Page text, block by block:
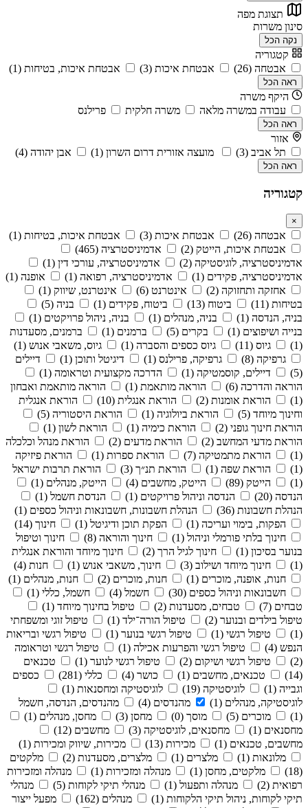
תצוגת מפה
סינון משרות
נקה הכל
קטגוריה
אבטחה (26)
אבטחת איכות (3) אבטחת איכות, בטיחות (1)
ראה הכל
היקף משרה
עבודה במשרה מלאה
משרה חלקית פרילנס
ראה הכל
אזור
תל אביב (3)
מועצה אזורית דרום השרון (1) אבן יהודה (4)
ראה הכל
קטגוריה
×
אבטחה (26) אבטחת איכות (3)
אבטחת איכות, בטיחות (1)
אבטחת איכות, הייטק (2)
אדמיניסטרציה (465)
אדמיניסטרציה, לוגיסטיקה (2)
אדמיניסטרציה, עורכי דין (1)
אדמיניסטרציה, פקידים (1)
אדמיניסטרציה, רפואה (1)
אופנה (1)
אחזקה ותחזוקה (2)
אינטרנט (6)
אינטרנט, שיווק (1)
בטיחות (11)
ביטוח (13) ביטוח, פקידים (1)
בניה (5)
בניה, הנדסה (1)
בניה, מנהלים (1)
בניה, ניהול פרויקטים (1)
בנייה ושיפוצים (1)
בקרים (5) ברמנים (1)
ברמנים, מסעדנות
(1)
גיוס (11) גיוס כספים והסברה (1)
גיוס, משאבי אנוש (1)
גרפיקה (8)
גרפיקה, פרילנס (1) דיגיטל ותוכן (1)
דיילים
(5)
דיילים, קוסמטיקה (1)
הדרכה מקצועית וטראומה (1)
הוראה והדרכה (6)
הוראה מותאמת (1)
הוראה מותאמת ואבחון
(1)
הוראת אומנות (2) הוראת אנגלית (10)
הוראת אנגלית
וחינוך מיוחד (5)
הוראת ביולוגיה (1)
הוראת היסטוריה (5)
הוראת חינוך גופני (2)
הוראת כימיה (1)
הוראת לשון (1)
הוראת מדעי המחשב (2)
הוראת מדעים (2)
הוראת מנהל וכלכלה
(1)
הוראת מתמטיקה (7) הוראת ספרות (1)
הוראת פיזיקה
(1)
הוראת שפה (1) הוראת תנ״ך (3)
הוראת תרבות ישראל
(1)
הייטק (89) הייטק, מחשבים (4)
הייטק, מנהלים (1)
הנדסה (20)
הנדסה וניהול פרויקטים (1)
הנדסת חשמל (1)
הנהלת חשבונות (36)
הנהלת חשבונות, חשבונאות וניהול כספים (1)
הפקות, בימוי ועריכה (1)
הפקת תוכן ודיגיטל (1)
חינוך (14)
חינוך בלתי פורמלי וניהול (1)
חינוך והוראה (8)
חינוך וטיפול
בנוער בסיכון (1)
חינוך לגיל הרך (2)
חינוך מיוחד והוראת אנגלית
(1)
חינוך מיוחד ושילוב (3) חינוך, משאבי אנוש (1)
חנות (4)
חנות, אופנה, מוכרים (1)
חנות, מוכרים (2)
חנות, מנהלים (1)
חשבונאות וניהול כספים (30)
חשמל (4)
חשמל, כללי (1)
טבחים (7)
טבחים, מסעדנות (2)
טיפול בחינוך מיוחד (1)
טיפול בילדים ובנוער (2)
טיפול הורה־ילד (1)
טיפול זוגי ומשפחתי
(1)
טיפול רגשי (1) טיפול רגשי בנוער (1)
טיפול רגשי ובריאות
הנפש (4)
טיפול רגשי והפרעות אכילה (1)
טיפול רגשי וטראומה
(2)
טיפול רגשי ושיקום (2) טיפול רגשי לנוער (1)
טכנאים
(14)
טכנאים, מחשבים (1) כושר (4) כללי (281)
כספים
וגבייה (1)
לוגיסטיקה (19)
לוגיסטיקה ומחסנאות (1)
לוגיסטיקה, מנהלים (1)
מהנדסים (4)
מהנדסים, הנדסה, חשמל
(1)
מוכרים (5) מוסך (0) מחסן (3)
מחסן, מנהלים (1)
מחסנאים (1)
מחסנאים, לוגיסטיקה (3)
מחשבים (12)
מחשבים, טכנאים (1)
מכירות (13)
מכירות, שיווק ומכירות (1)
מלונאות (1)
מלצרים (1) מלצרים, מסעדנות (2)
מלקטים
(18)
מלקטים, מחסן (1) מנהלה ומזכירות (1)
מנהלה ומזכירות
רפואית (2)
מנהלה ותפעול (1) מנהלי תיקי לקוחות (5)
מנהלי
תיקי לקוחות, ניהול תיקי הלקוחות (1)
מנהלים (162)
מפעל ייצור